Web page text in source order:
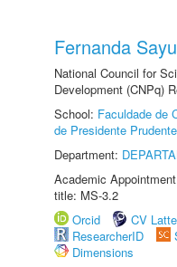
Fernanda
National Council for
Development (CNPq)
School: Faculdade de
de Presidente
Department:
Academic
title: MS-3.2
Orcid
CV
ResearcherID
Dimensions